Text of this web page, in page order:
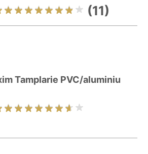
(11)
Tamplarie PVC/aluminiu